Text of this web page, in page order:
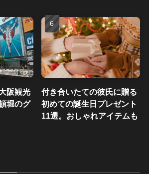
阪観光
堀のグ
付き合いたての彼氏に贈る
初めての誕生日プレゼント
11選。おしゃれアイテムも